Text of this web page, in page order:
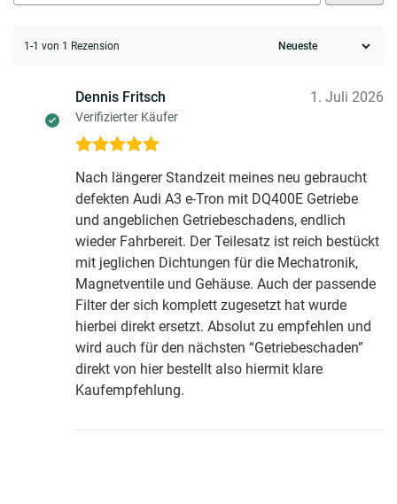
1-1 von 1 Rezension
Dennis Fritsch
Verifizierter Käufer
1. Juli 2026
5von 5
Nach längerer Standzeit meines neu gebraucht
defekten Audi A3 e-Tron mit DQ400E Getriebe
und angeblichen Getriebeschadens, endlich
wieder Fahrbereit. Der Teilesatz ist reich bestückt
mit jeglichen Dichtungen für die Mechatronik,
Magnetventile und Gehäuse. Auch der passende
Filter der sich komplett zugesetzt hat wurde
hierbei direkt ersetzt. Absolut zu empfehlen und
wird auch für den nächsten “Getriebeschaden”
direkt von hier bestellt also hiermit klare
Kaufempfehlung.